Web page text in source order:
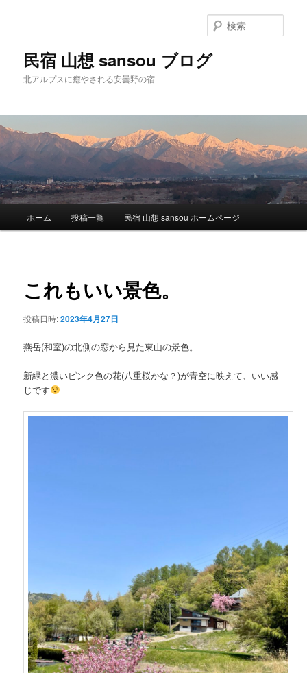
民宿 山想 sansou ブログ
北アルプスに癒やされる安曇野の宿
索
メ
ン
ホーム 投稿一覧 民宿 山想 sansou ホームページ
これもいい景色。
投稿日時:2023年4月27日
燕岳(和室)の北側の窓から見た東山の景色。
新緑と濃いピンク色の花(八重桜かな？)が青空に映えて、いい感
じです